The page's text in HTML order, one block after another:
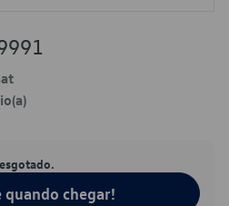
quando chegar!